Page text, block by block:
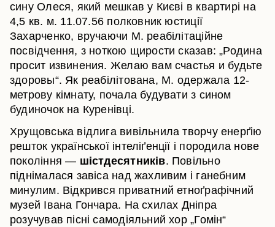
сину Олеся, який мешкав у Києві в квартирі на
4,5 кв. м. 11.07.56 полковник юстиції
Захарченко, вручаючи М. реабілітаційне
посвідчення, з ноткою щирости сказав: „Родина
просит извинения. Желаю вам счастья и будьте
здоровы“. Як реабілітована, М. одержала 12-
метрову кімнату, почала будувати з сином
будиночок на Куренівці.
Хрущовська відлига вивільнила творчу енерґію
решток української інтеліґенції і породила нове
покоління — шістдесятників. Повільно
піднімалася завіса над жахливим і ганебним
минулим. Відкрився приватний етноґрафічний
музей Івана Гончара. На схилах Дніпра
розучував пісні самодіяльний хор „Гомін“